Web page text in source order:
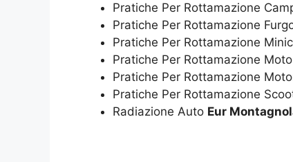
Pratiche Per Rottamazione
Pratiche Per Rottamazione
Pratiche Per Rottamazione
Pratiche Per Rottamazione Moto
Pratiche Per Rottamazione
Pratiche Per Rottamazione
Radiazione Auto Eur